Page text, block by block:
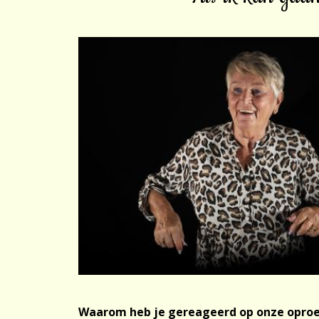
Waarom heb je gereageerd op onze